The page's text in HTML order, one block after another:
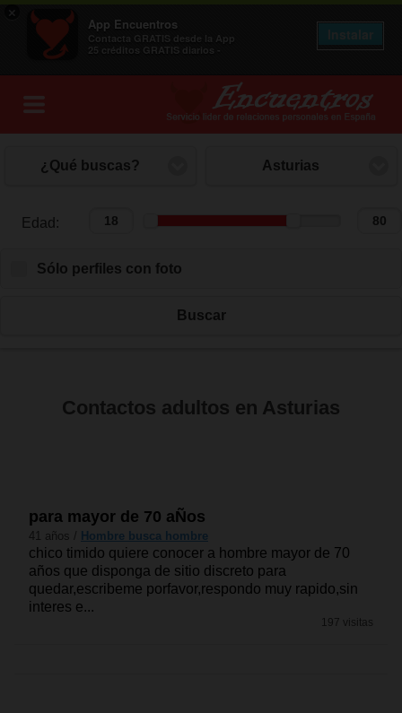
×
App Encuentros
Contacta GRATIS desde la App
25 créditos GRATIS diarios -
¿Qué buscas? Asturias
Edad: Edad:
Sólo perfiles con foto
Buscar
Contactos adultos en Asturias
para mayor de 70 aÑos
41 años / Hombre busca hombre
chico timido quiere conocer a hombre mayor de 70
años que disponga de sitio discreto para
quedar,escribeme porfavor,respondo muy rapido,sin
interes e...
197 visitas